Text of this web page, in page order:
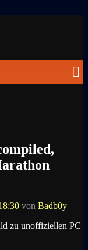
von Badb0y
zu unoffiziellen PC